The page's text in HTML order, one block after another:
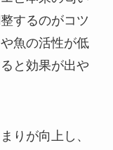
するのがコツ
魚の活性が低
と効果が出や
りが向上し、